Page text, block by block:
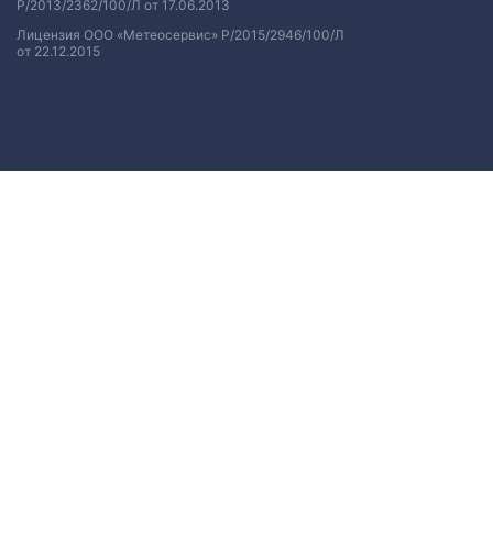
Р/2013/2362/100/Л от 17.06.2013
Лицензия ООО «Метеосервис» Р/2015/2946/100/Л
от 22.12.2015